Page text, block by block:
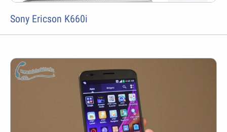
Sony Ericson K660i